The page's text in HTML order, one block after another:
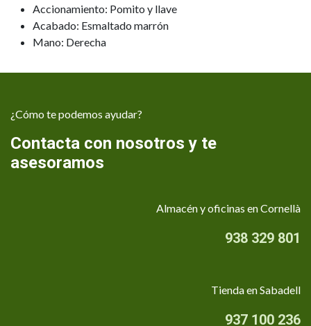
Accionamiento: Pomito y llave
Acabado: Esmaltado marrón
Mano: Derecha
¿Cómo te podemos ayudar?
Contacta con nosotros y te
asesoramos
Almacén y oficinas en Cornellà
938 329 801
Tienda en Sabadell
937 100 236